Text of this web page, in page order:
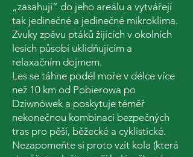
„zasahují“ do jeho areálu a vytvářejí
tak jedinečné a jedinečné mikroklima.
Zvuky zpěvu ptáků žijících v okolních
lesích působí uklidňujícím a
relaxačním dojmem.
Les se táhne podél moře v délce více
než 10 km od Pobierowa po
Dziwnówek a poskytuje téměř
nekonečnou kombinaci bezpečných
tras pro pěší, běžecké a cyklistické.
Nezapomeňte si proto vzít kola (která